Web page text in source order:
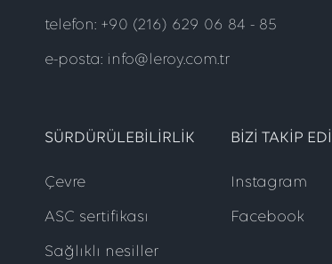
telefon: +90 (216) 629 06 84 - 85
e-posta: info@leroy.com.tr
SÜRDÜRÜLEBILIRLIK
Çevre
ASC sertifikası
Sağlıklı nesiller
BIZI TAKIP
Instagram
Facebook